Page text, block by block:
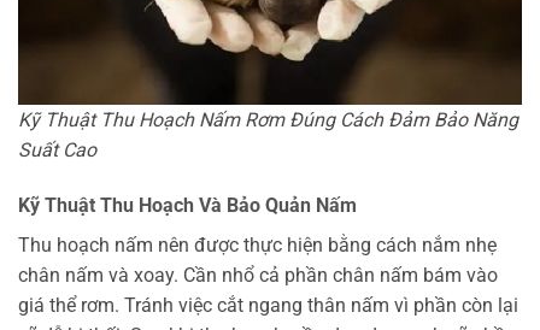
Kỹ Thuật Thu Hoạch Nấm Rơm Đúng Cách Đảm Bảo Năng
Suất Cao
Kỹ Thuật Thu Hoạch Và Bảo Quản Nấm
Thu hoạch nấm nên được thực hiện bằng cách nắm nhẹ
chân nấm và xoay. Cần nhổ cả phần chân nấm bám vào
giá thể rơm. Tránh việc cắt ngang thân nấm vì phần còn lại